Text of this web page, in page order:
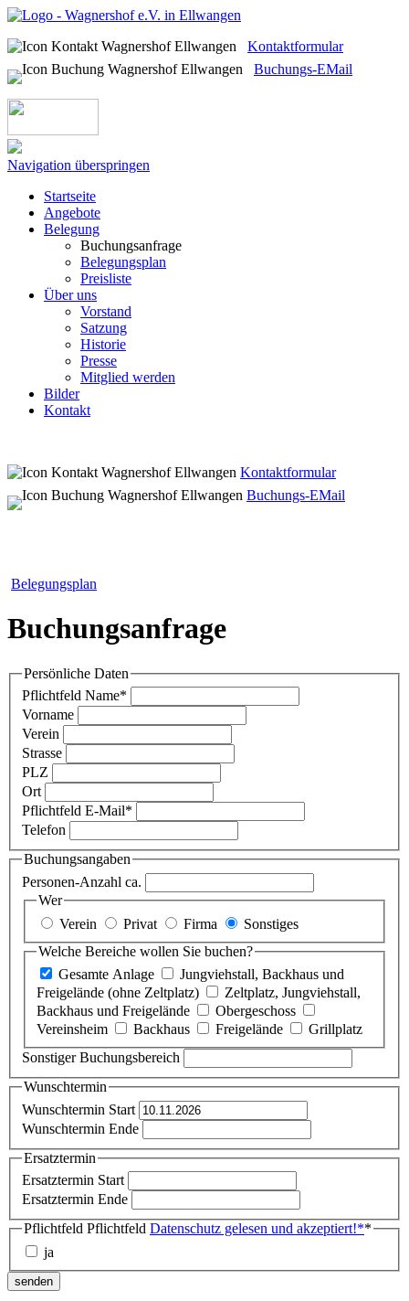
Kontaktformular
Buchungs-EMail
Navigation überspringen
Startseite
Angebote
Belegung
Buchungsanfrage
Belegungsplan
Preisliste
Über uns
Vorstand
Satzung
Historie
Presse
Mitglied werden
Bilder
Kontakt
Kontaktformular
Buchungs-EMail
Belegungsplan
Buchungsanfrage
Persönliche Daten
Pflichtfeld Name*
Vorname
Verein
Strasse
PLZ
Ort
Pflichtfeld E-Mail*
Telefon
Buchungsangaben
Personen-Anzahl ca.
Wer
Verein
Privat Firma
Sonstiges
Welche Bereiche wollen Sie buchen?
Gesamte Anlage
Jungviehstall, Backhaus und
Freigelände (ohne Zeltplatz)
Zeltplatz, Jungviehstall,
Backhaus und Freigelände
Obergeschoss
Vereinsheim
Backhaus Freigelände
Grillplatz
Sonstiger Buchungsbereich
Wunschtermin
Wunschtermin Start
Wunschtermin Ende
Ersatztermin
Ersatztermin Start
Ersatztermin Ende
Pflichtfeld Pflichtfeld Datenschutz gelesen und akzeptiert!**
ja
senden